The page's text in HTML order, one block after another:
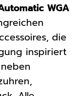
WGA
die
inspiriert